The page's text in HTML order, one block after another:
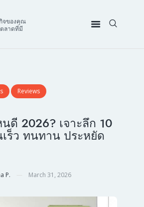
จของคุณ
ลาดที่มี
Reviews
ดี 2026? เจาะลึก 10
เร็ว ทนทาน ประหยัด
P. March 31, 2026